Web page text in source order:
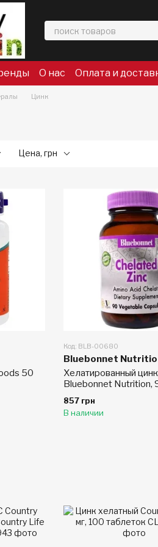
О нас Оплата и
Цинк
Цена, грн
50
Код: BLB-00680
Bluebonnet
Хелатированный цинк
Bluebonnet Nutrition,
857 грн
В наличии